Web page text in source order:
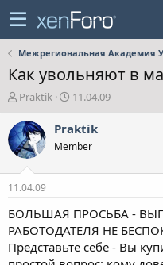
Межрегиональная Академия
Как увольняют в
А
т
о
р
е
м
и
Praktik
Д
т
с
р
е
н
н
11.04.09
Praktik
Member
11.04.09
БОЛЬШАЯ ПРОСЬБА -
РАБОТОДАТЕЛЯ НЕ
Представьте себе - Вы